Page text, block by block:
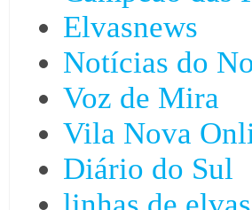
Elvasnews
Notícias do
Voz de Mira
Vila Nova
Diário do Sul